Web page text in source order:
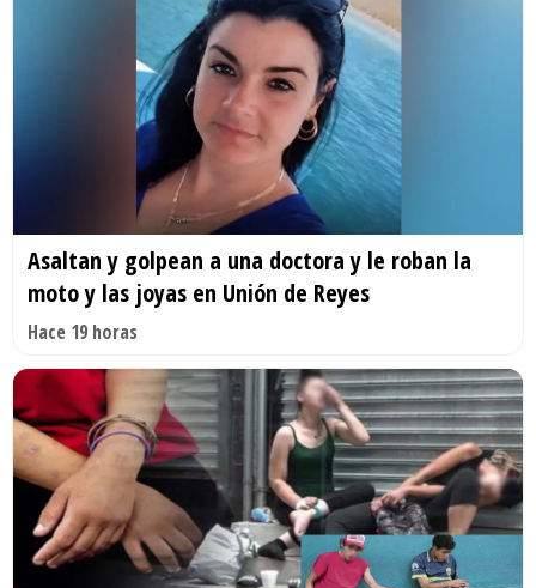
Asaltan y golpean a una doctora y le roban la
moto y las joyas en Unión de Reyes
Hace 19 horas